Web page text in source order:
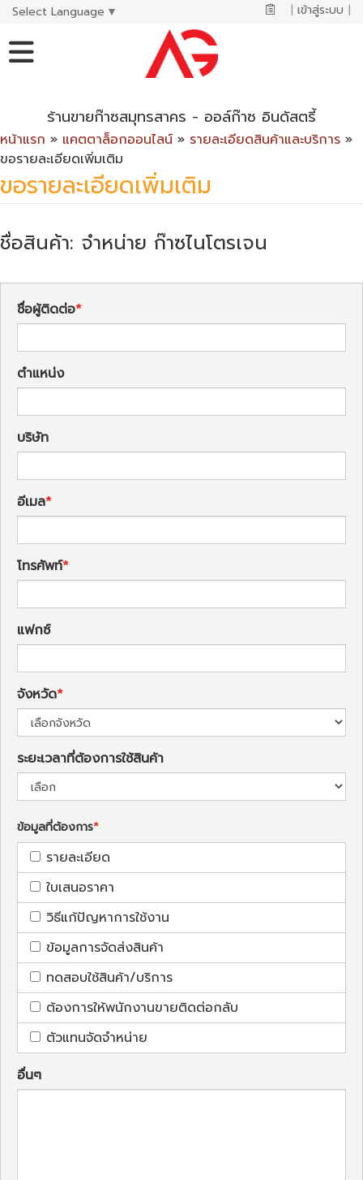
Select Language ▼ | เข้าสู่ระบบ |
ร้านขายก๊าซสมุทรสาคร - ออล์ก๊าซ อินดัสตรี้
หน้าแรก » แคตตาล็อกออนไลน์ » รายละเอียดสินค้าและบริการ »
ขอรายละเอียดเพิ่มเติม
ขอรายละเอียดเพิ่มเติม
ชื่อสินค้า: จำหน่าย ก๊าซไนโตรเจน
ชื่อผู้ติดต่อ
ตำแหน่ง
บริษัท
อีเมล
โทรศัพท์
แฟกซ์
จังหวัด
ระยะเวลาที่ต้องการใช้สินค้า
ข้อมูลที่ต้องการ
รายละเอียด
ใบเสนอราคา
วิธีแก้ปัญหาการใช้งาน
ข้อมูลการจัดส่งสินค้า
ทดสอบใช้สินค้า/บริการ
ต้องการให้พนักงานขายติดต่อกลับ
ตัวแทนจัดจำหน่าย
อื่นๆ